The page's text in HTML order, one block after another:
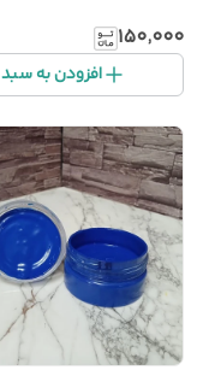
۱۵۰٬۰۰۰
افزودن به سبد